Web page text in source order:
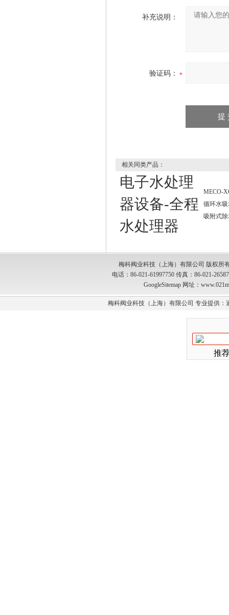
补充说明：
验证码：
相关同类产品：
电子水处理
器设备-全程
水处理器
MECO-
循环水
吸附式
梅科阀业科技（上海）有限公司 版权所
电话：86-021-61997750 传真：86-021-
GoogleSitemap 网址：
梅科阀业科技（上海）有限公司 专业提供
推